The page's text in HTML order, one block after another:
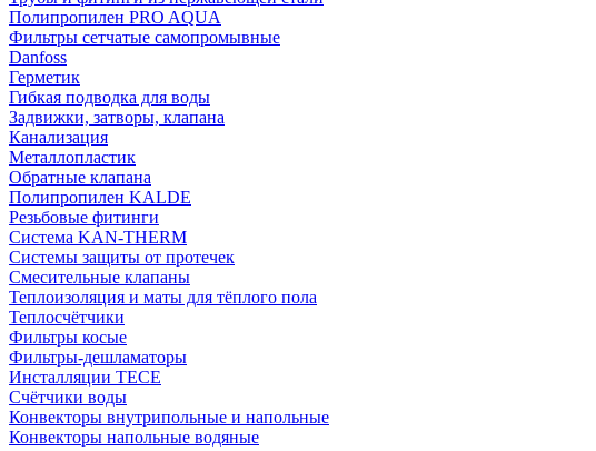
Полипропилен PRO AQUA
Фильтры сетчатые самопромывные
Danfoss
Герметик
Гибкая подводка для воды
Задвижки, затворы, клапана
Канализация
Металлопластик
Обратные клапана
Полипропилен KALDE
Резьбовые фитинги
Система KAN-THERM
Системы защиты от протечек
Смесительные клапаны
Теплоизоляция и маты для тёплого пола
Теплосчётчики
Фильтры косые
Фильтры-дешламаторы
Инсталляции TECE
Счётчики воды
Конвекторы внутрипольные и напольные
Конвекторы напольные водяные